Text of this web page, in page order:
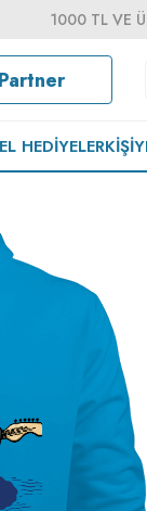
1000 TL VE
HEDIYELER